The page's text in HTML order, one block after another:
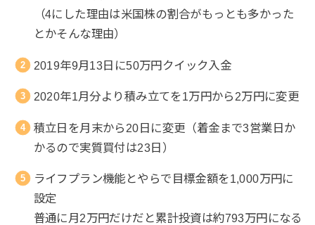
（4にした理由は米国株の割合がもっとも多かった
とかそんな理由）
2019年9月13日に50万円クイック入金
2020年1月分より積み立てを1万円から2万円に変更
積立日を月末から20日に変更（着金まで3営業日か
かるので実質買付は23日）
ライフプラン機能とやらで目標金額を1,000万円に
設定
普通に月2万円だけだと累計投資は約793万円になる